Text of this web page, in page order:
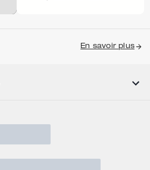
En savoir plus